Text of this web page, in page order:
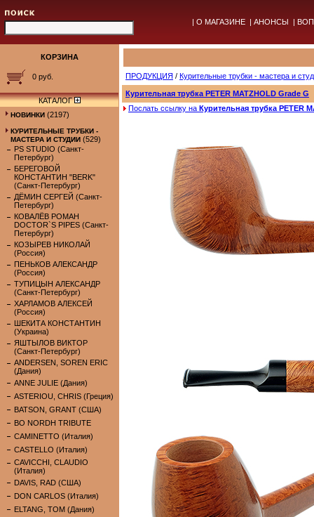
| О МАГАЗИНЕ | АНОНСЫ |
КОРЗИНА
0 руб.
КАТАЛОГ
НОВИНКИ (2197)
КУРИТЕЛЬНЫЕ ТРУБКИ -
МАСТЕРА И СТУДИИ (529)
PS STUDIO (Санкт-
Петербург)
БЕРЕГОВОЙ
КОНСТАНТИН "BERK"
(Санкт-Петербург)
ДЁМИН СЕРГЕЙ (Санкт-
Петербург)
КОВАЛЁВ РОМАН
DOCTOR`S PIPES (Санкт-
Петербург)
КОЗЫРЕВ НИКОЛАЙ
(Россия)
ПЕНЬКОВ АЛЕКСАНДР
(Россия)
ТУПИЦЫН АЛЕКСАНДР
(Санкт-Петербург)
ХАРЛАМОВ АЛЕКСЕЙ
(Россия)
ШЕКИТА КОНСТАНТИН
(Украина)
ЯШТЫЛОВ ВИКТОР
(Санкт-Петербург)
ANDERSEN, SOREN ERIC
(Дания)
ANNE JULIE (Дания)
ASTERIOU, CHRIS (Греция)
BATSON, GRANT (США)
BO NORDH TRIBUTE
CAMINETTO (Италия)
CASTELLO (Италия)
CAVICCHI, CLAUDIO
(Италия)
DAVIS, RAD (США)
DON CARLOS (Италия)
ELTANG, TOM (Дания)
ПРОДУКЦИЯ / Курительные трубки - мастера и
Курительная трубка PETER MATZHOLD Grade G
Послать ссылку на Курительная трубка PETER